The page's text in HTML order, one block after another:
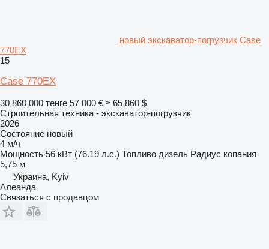
новый экскаватор-погрузчик Case
770EX
15
Case 770EX
30 860 000 тенге 57 000 € ≈ 65 860 $
Строительная техника - экскаватор-погрузчик
2026
Состояние новый
4 м/ч
Мощность 56 кВт (76.19 л.с.) Топливо дизель Радиус копания
5,75 м
Украина, Kyiv
Алеанда
Связаться с продавцом